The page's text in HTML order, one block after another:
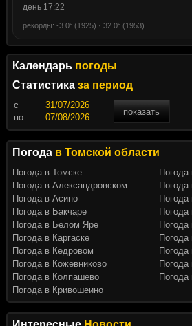
день 17:22
рекорды: -3.0° (1925) · 32.0° (1953)
Календарь погоды
Статистика за период
c
показать
по
Погода в Томской области
Погода в Томске
Погода в Александровском
Погода в Асино
Погода в Бакчаре
Погода в Белом Яре
Погода в Каргаске
Погода в Кедровом
Погода в Кожевниково
Погода в Колпашево
Погода в Кривошеино
Погода
Погода
Погода